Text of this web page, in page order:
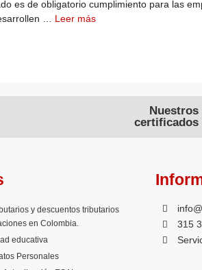
es de obligatorio cumplimiento para las
… Leer más
Nuestros
certificados
y descuentos tributarios
en Colombia.
educativa
Personales
315